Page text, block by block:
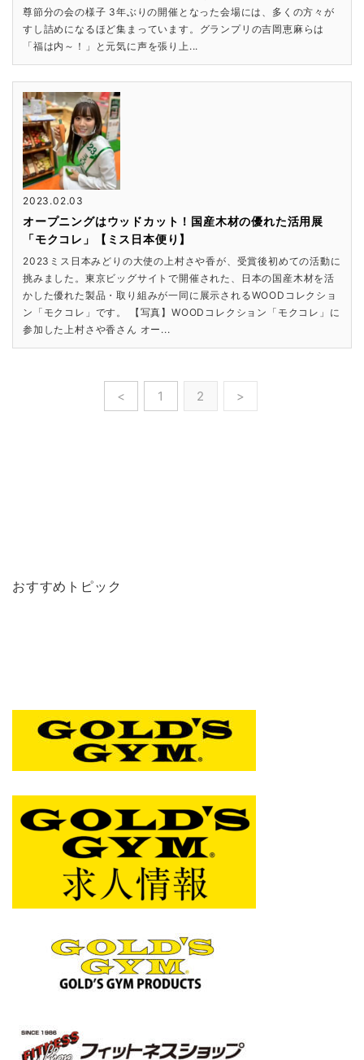
尊節分の会の様子 3年ぶりの開催となった会場には、多くの方々が
すし詰めになるほど集まっています。グランプリの吉岡恵麻らは
「福は内～！」と元気に声を張り上...
2023.02.03
オープニングはウッドカット！国産木材の優れた活用展
「モクコレ」【ミス日本便り】
2023ミス日本みどりの大使の上村さや香が、受賞後初めての活動に
挑みました。東京ビッグサイトで開催された、日本の国産木材を活
かした優れた製品・取り組みが一同に展示されるWOODコレクショ
ン「モクコレ」です。 【写真】WOODコレクション「モクコレ」に
参加した上村さや香さん オー...
< 1 2 >
おすすめトピック